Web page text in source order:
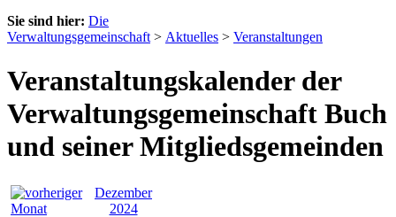
Sie sind hier: Die
Verwaltungsgemeinschaft > Aktuelles > Veranstaltungen
Veranstaltungskalender der
Verwaltungsgemeinschaft Buch
und seiner Mitgliedsgemeinden
Dezember
2024